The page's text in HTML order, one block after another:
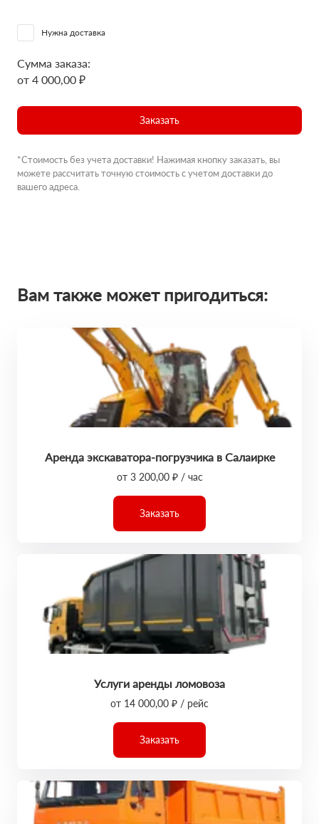
Нужна доставка
Сумма заказа:
от 4 000,00 ₽
Заказать
*Стоимость без учета доставки! Нажимая кнопку заказать, вы
можете рассчитать точную стоимость с учетом доставки до
вашего адреса.
Вам также может пригодиться:
Аренда экскаватора-погрузчика в Салаирке
от 3 200,00 ₽ / час
Заказать
Услуги аренды ломовоза
от 14 000,00 ₽ / рейс
Заказать